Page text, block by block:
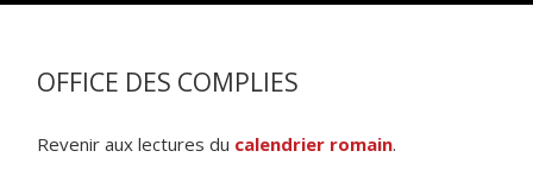
OFFICE DES COMPLIES
Revenir aux lectures du calendrier romain.